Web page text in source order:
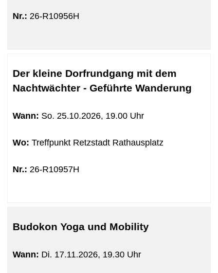
Nr.: 26-R10956H
Der kleine Dorfrundgang mit dem
Nachtwächter - Geführte Wanderung
Wann: So. 25.10.2026, 19.00 Uhr
Wo: Treffpunkt Retzstadt Rathausplatz
Nr.: 26-R10957H
Budokon Yoga und Mobility
Wann: Di. 17.11.2026, 19.30 Uhr